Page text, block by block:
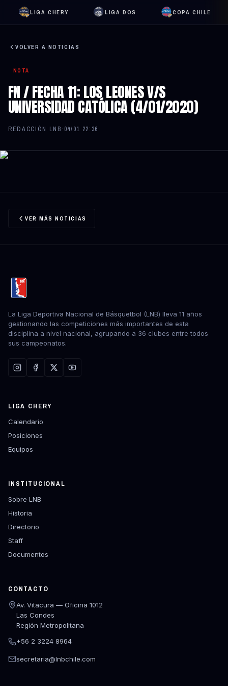
LIGA CHERY LIGA DOS COPA CHILE
VOLVER A NOTICIAS
NOTA
FN / FECHA 11: LOS LEONES V/S
UNIVERSIDAD CATÓLICA (4/01/2020)
REDACCIÓN LNB· 04/01 22:36
VER MÁS NOTICIAS
La Liga Deportiva Nacional de Básquetbol (LNB) lleva 11 años
gestionando las competiciones más importantes de esta
disciplina a nivel nacional, agrupando a 36 clubes entre todos
sus campeonatos.
LIGA CHERY
Calendario
Posiciones
Equipos
INSTITUCIONAL
Sobre LNB
Historia
Directorio
Staff
Documentos
CONTACTO
Av. Vitacura — Oficina 1012
Las Condes
Región Metropolitana
+56 2 3224 8964
secretaria@lnbchile.com